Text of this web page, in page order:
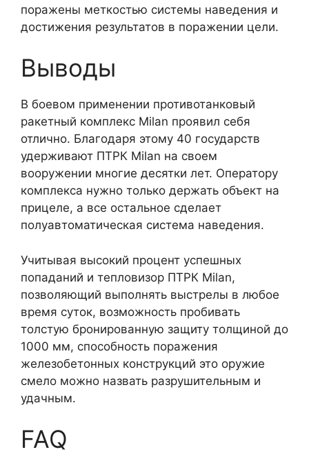
поражены меткостью системы наведения и
достижения результатов в поражении цели.
Выводы
В боевом применении противотанковый
ракетный комплекс Milan проявил себя
отлично. Благодаря этому 40 государств
удерживают ПТРК Milan на своем
вооружении многие десятки лет. Оператору
комплекса нужно только держать объект на
прицеле, а все остальное сделает
полуавтоматическая система наведения.
Учитывая высокий процент успешных
попаданий и тепловизор ПТРК Milan,
позволяющий выполнять выстрелы в любое
время суток, возможность пробивать
толстую бронированную защиту толщиной до
1000 мм, способность поражения
железобетонных конструкций это оружие
смело можно назвать разрушительным и
удачным.
FAQ